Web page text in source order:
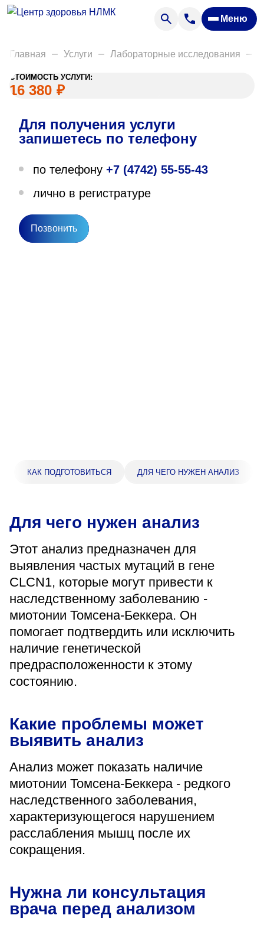
Меню
Анализы
Акции
Пациентам
Вакансии
О нас
Направления деятельности
+7 (4742) 55-55-43
Санаторий-профилакторий
Адрес
399000, г. Липецк, Плехановское лесничество,
Ленинский лесхоз, квартал 67
Понедельник — четверг
08:00–16:45
перерыв 12:00–12:30
Пятница
08:00–15:45
Администратор
+7 (4742) 72-73-31
Главная Услуги Лабораторные исследования
КАК ПОДГОТОВИТЬСЯ ДЛЯ ЧЕГО НУЖЕН АНАЛИЗ
Для чего нужен анализ
Этот анализ предназначен для
выявления частых мутаций в гене
CLCN1, которые могут привести к
наследственному заболеванию -
миотонии Томсена-Беккера. Он
помогает подтвердить или исключить
наличие генетической
предрасположенности к этому
состоянию.
Какие проблемы может
выявить анализ
Анализ может показать наличие
миотонии Томсена-Беккера - редкого
наследственного заболевания,
характеризующегося нарушением
расслабления мышц после их
сокращения.
Нужна ли консультация
врача перед анализом
СТОИМОСТЬ УСЛУГИ:
16 380 ₽
Для получения услуги
запишетесь по телефону
по телефону +7 (4742) 55-55-43
лично в регистратуре
Позвонить